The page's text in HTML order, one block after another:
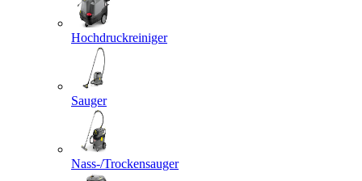
Hochdruckreiniger
Sauger
Nass-/Trockensauger